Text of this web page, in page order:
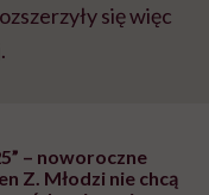
się więc
– noworoczne
Z. Młodzi nie chcą